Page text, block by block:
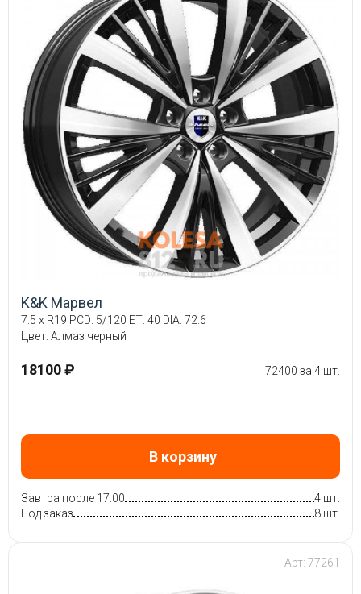
K&K Марвел
7.5 x R19 PCD: 5/120 ET: 40 DIA: 72.6
Цвет: Алмаз черный
18100 ₽ 72400 за 4 шт.
В корзину
Завтра после 17:00
4 шт.
Под заказ
8 шт.
Арт: 77261